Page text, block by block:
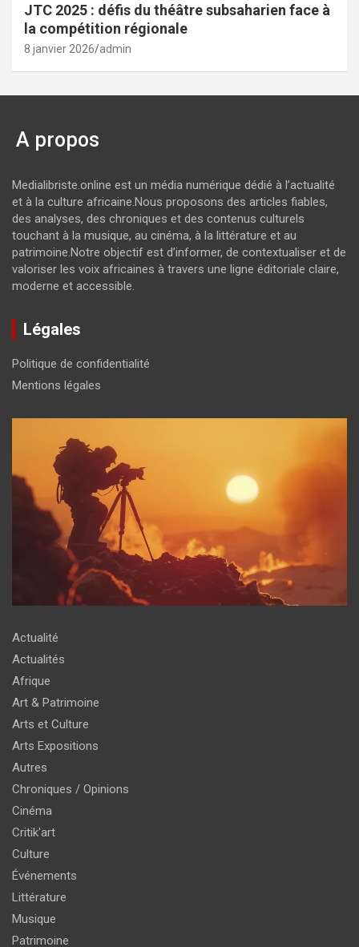
JTC 2025 : défis du théâtre subsaharien face à
la compétition régionale
8 janvier 2026 admin
A propos
Medialibriste.online est un média numérique dédié à l’actualité
et à la culture africaine.Nous proposons des articles fiables,
des analyses, des chroniques et des contenus culturels
touchant à la musique, au cinéma, à la littérature et au
patrimoine.Notre objectif est d’informer, de contextualiser et de
valoriser les voix africaines à travers une ligne éditoriale claire,
moderne et accessible.
Légales
Politique de confidentialité
Mentions légales
Actualité
Actualités
Afrique
Art & Patrimoine
Arts et Culture
Arts Expositions
Autres
Chroniques / Opinions
Cinéma
Critik'art
Culture
Événements
Littérature
Musique
Patrimoine